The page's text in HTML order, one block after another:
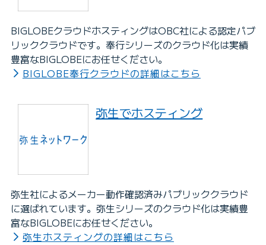
BIGLOBEクラウドホスティングはOBC社による認定パブ
リッククラウドです。奉行シリーズのクラウド化は実績
豊富なBIGLOBEにお任せください。
BIGLOBE奉行クラウドの詳細はこちら
弥生でホスティング
弥生社によるメーカー動作確認済みパブリッククラウド
に選ばれています。弥生シリーズのクラウド化は実績豊
富なBIGLOBEにお任せください。
弥生ホスティングの詳細はこちら